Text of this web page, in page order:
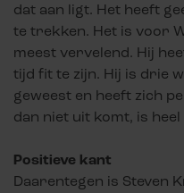
dat aan ligt. Het heeft
te trekken. Het is voor
meest vervelend. Hij
tijd fit te zijn. Hij is drie
geweest en heeft zich
dan niet uit komt, is
Positieve kant
Daarentegen is Steven